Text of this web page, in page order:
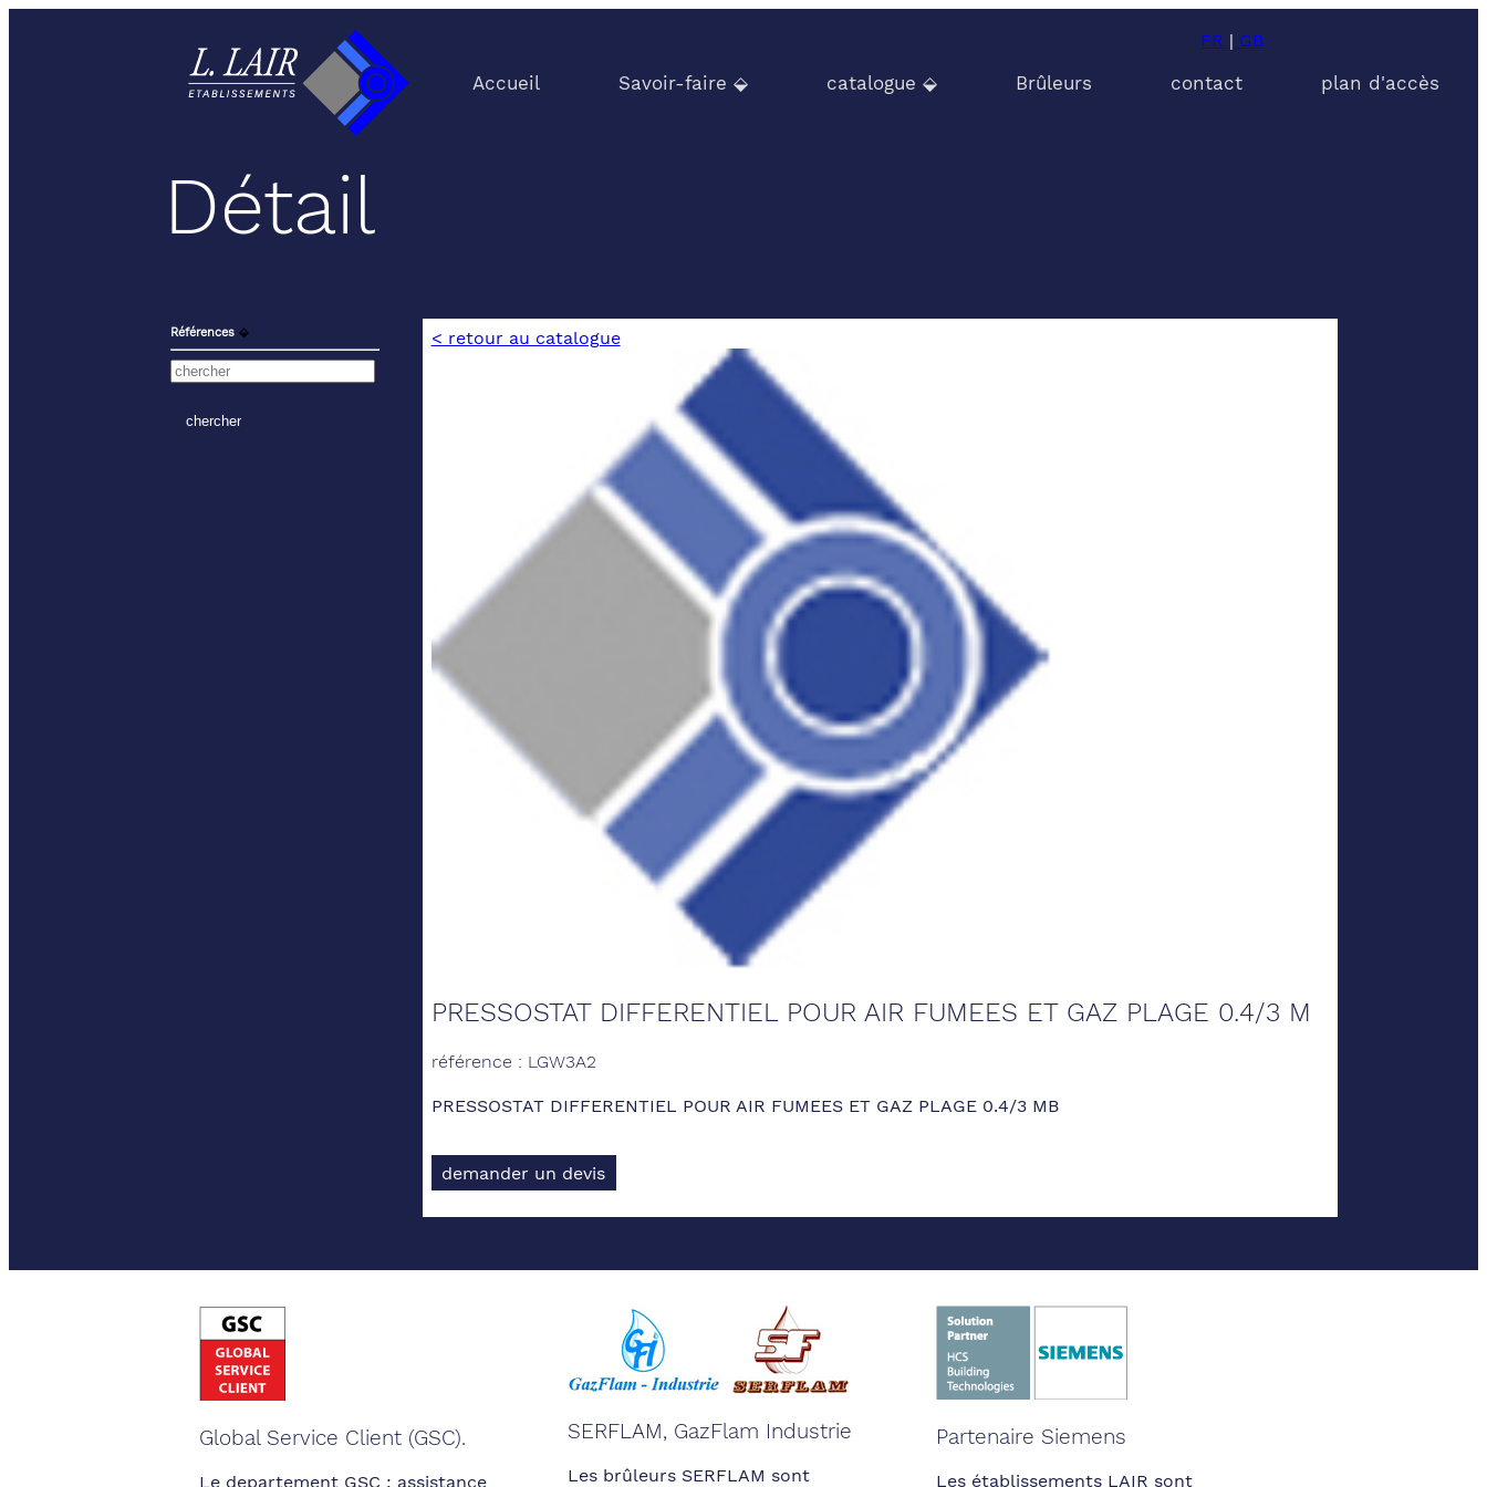
FR | GB
Accueil Savoir-faire ⬙ catalogue ⬙ Brûleurs contact plan d'accès
Détail
Références ⬙ < retour au catalogue
PRESSOSTAT DIFFERENTIEL POUR AIR FUMEES ET GAZ PLAGE 0.4/3 M
référence : LGW3A2
PRESSOSTAT DIFFERENTIEL POUR AIR FUMEES ET GAZ PLAGE 0.4/3 MB
demander un devis
Global Service Client (GSC).
Le departement GSC : assistance
SERFLAM, GazFlam Industrie
Les brûleurs SERFLAM sont
Partenaire Siemens
Les établissements LAIR sont